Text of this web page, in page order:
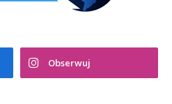
Obserwuj